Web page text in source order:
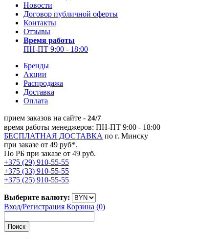
Новости
Договор публичной оферты
Контакты
Отзывы
Время работы
ПН-ПТ 9:00 - 18:00
Бренды
Акции
Распродажа
Доставка
Оплата
прием заказов на сайте - 24/7
время работы менеджеров: ПН-ПТ 9:00 - 18:00
БЕСПЛАТНАЯ ДОСТАВКА по г. Минску
при заказе от 49 руб*.
По РБ при заказе от 49 руб.
+375 (29) 910-55-55
+375 (33) 910-55-55
+375 (25) 910-55-55
Выберите валюту:
Вход/Регистрация Корзина (0)
Поиск